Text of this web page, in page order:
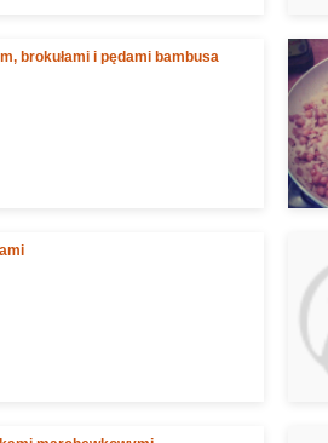
znacząco szybciej. Zysk czasowy
puste kalorie lecą. Więc olewamy
brokułami i pędami bambusa